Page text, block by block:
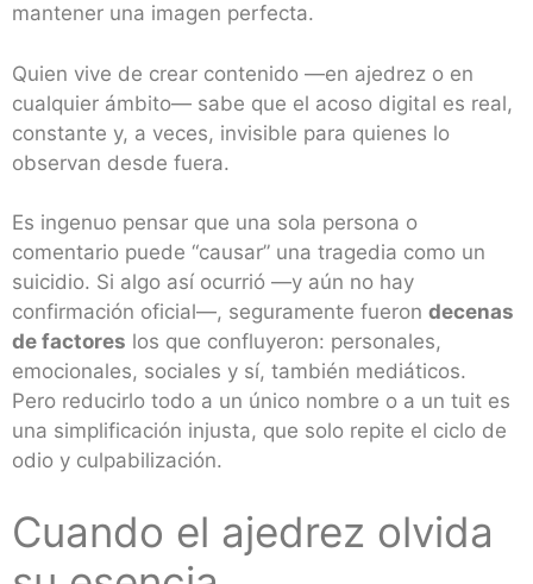
mantener una imagen perfecta.
Quien vive de crear contenido —en ajedrez o en
cualquier ámbito— sabe que el acoso digital es real,
constante y, a veces, invisible para quienes lo
observan desde fuera.
Es ingenuo pensar que una sola persona o
comentario puede “causar” una tragedia como un
suicidio. Si algo así ocurrió —y aún no hay
confirmación oficial—, seguramente fueron decenas
de factores los que confluyeron: personales,
emocionales, sociales y sí, también mediáticos.
Pero reducirlo todo a un único nombre o a un tuit es
una simplificación injusta, que solo repite el ciclo de
odio y culpabilización.
Cuando el ajedrez olvida